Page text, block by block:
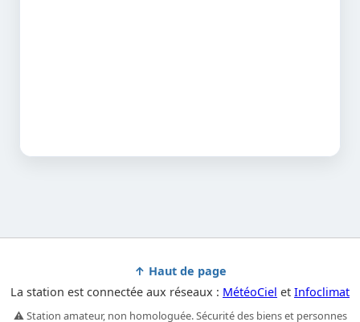
↑ Haut de page
La station est connectée aux réseaux : MétéoCiel et Infoclimat
⚠️ Station amateur, non homologuée. Sécurité des biens et personnes